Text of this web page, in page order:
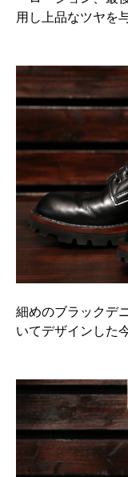
用し上品なツヤを
細めのブラックデ
いてデザインした